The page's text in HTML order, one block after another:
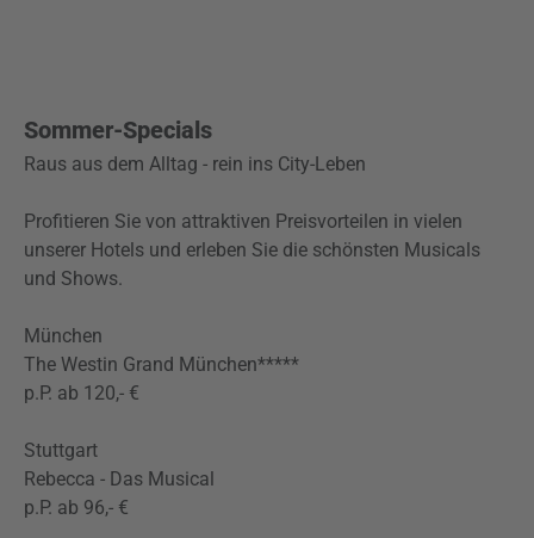
Sommer-Specials
Raus aus dem Alltag - rein ins City-Leben
Profitieren Sie von attraktiven Preisvorteilen in vielen
unserer Hotels und erleben Sie die schönsten Musicals
und Shows.
München
The Westin Grand München*****
p.P. ab 120,- €
Stuttgart
Rebecca - Das Musical
p.P. ab 96,- €